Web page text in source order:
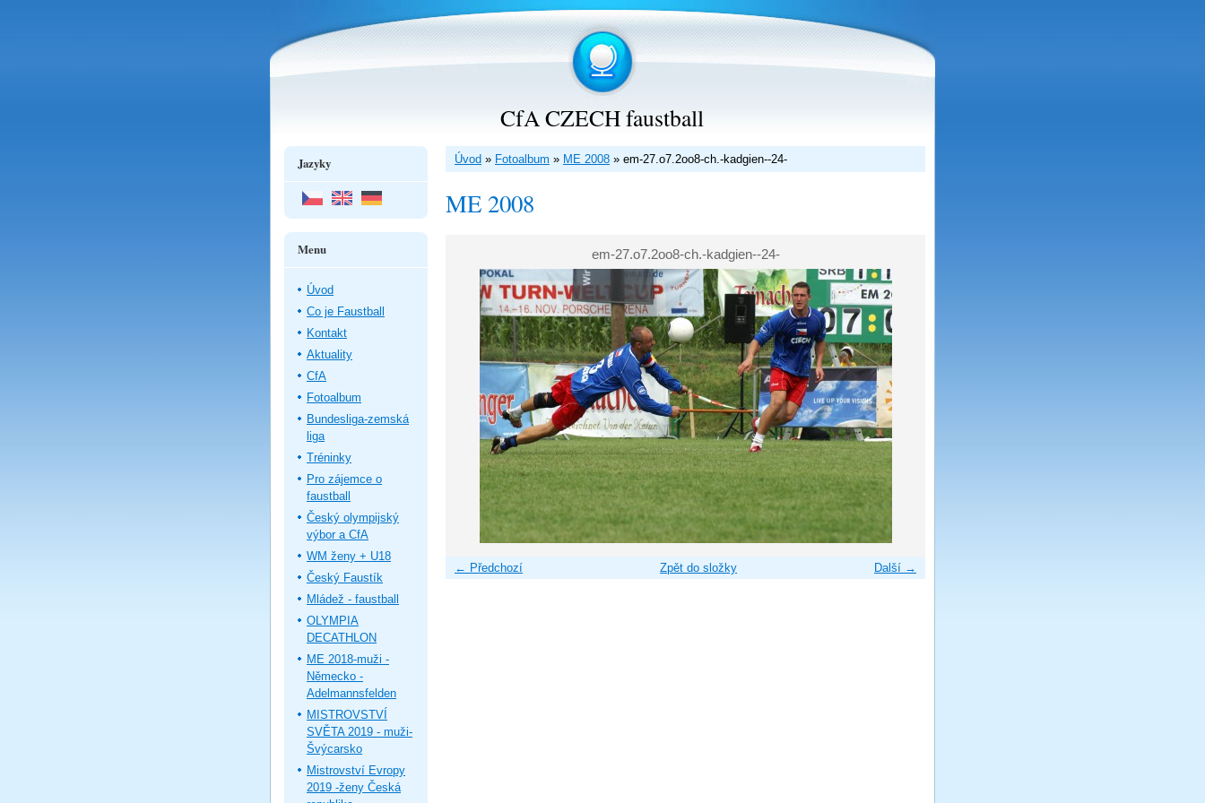
CfA CZECH faustball
Úvod » Fotoalbum » ME 2008 » em-27.o7.2oo8-ch.-kadgien--24-
ME 2008
em-27.o7.2oo8-ch.-kadgien--24-
← Předchozí Další →
Zpět do složky
Jazyky
Menu
Úvod
Co je Faustball
Kontakt
Aktuality
CfA
Fotoalbum
Bundesliga-zemská
liga
Tréninky
Pro zájemce o
faustball
Český olympijský
výbor a CfA
WM ženy + U18
Český Faustík
Mládež - faustball
OLYMPIA
DECATHLON
ME 2018-muži -
Německo -
Adelmannsfelden
MISTROVSTVÍ
SVĚTA 2019 - muži-
Švýcarsko
Mistrovství Evropy
2019 -ženy Česká